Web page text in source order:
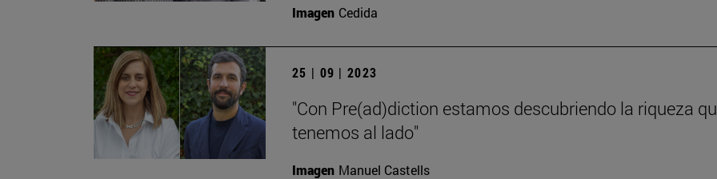
Imagen Cedida
25 | 09 | 2023
"Con Pre(ad)diction estamos descubriendo la riqueza
tenemos al lado"
Imagen Manuel Castells